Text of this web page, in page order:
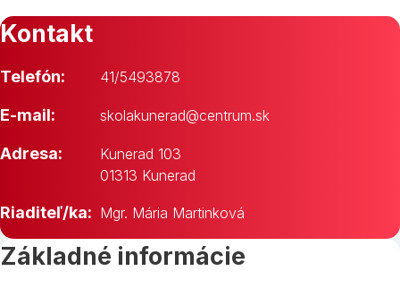
Kontakt
Telefón: 41/5493878
E-mail: skolakunerad@centrum.sk
Adresa:
Kunerad 103
01313 Kunerad
Riaditeľ/ka: Mgr. Mária Martinková
Základné informácie